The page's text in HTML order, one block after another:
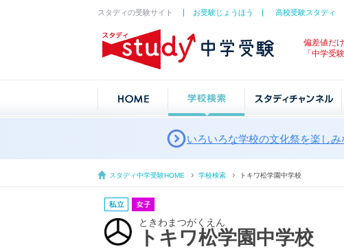
スタディの受験サイト お受験じょうほう 高校受験スタディ
偏差値だ
「中学受
いろいろな学校の文化祭を楽し
スタディ中学受験HOME 学校検索 トキワ松学園中学校
ときわまつがくえん
トキワ松学園中学校